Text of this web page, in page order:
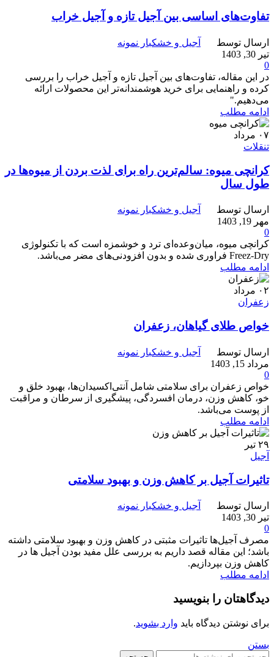
تفاوت‌های اساسی بین آجیل تازه و آجیل خراب
ارسال توسط
آجیل و خشکبار نمونه
تیر 30, 1403
0
در این مقاله، تفاوت‌های بین آجیل تازه و آجیل خراب را بررسی
کرده و راهنمایی برای خرید هوشمندانه‌تر این محصولات ارائه
می‌دهیم."
ادامه مطلب
۰۷ مرداد
تنقلات
کرانچی میوه: سالم‌ترین راه برای لذت بردن از میوه‌ها در
طول سال
ارسال توسط
آجیل و خشکبار نمونه
مهر 19, 1403
0
کرانچی میوه، میان‌وعده‌ای ترد و خوشمزه است که با تکنولوژی
Freez-Dry فراوری شده و بدون افزودنی‌های مضر می‌باشد.
ادامه مطلب
۰۲ مرداد
زعفران
خواص طلای گیاهان، زعفران
ارسال توسط
آجیل و خشکبار نمونه
مرداد 15, 1403
0
خواص زعفران برای سلامتی شامل آنتی‌اکسیدان‌ها، بهبود خلق و
خو، کاهش وزن، درمان افسردگی، پیشگیری از سرطان و مراقبت
از پوست می‌باشد.
ادامه مطلب
۲۹ تیر
آجیل
تاثیرات آجیل بر کاهش وزن و بهبود سلامتی
ارسال توسط
آجیل و خشکبار نمونه
تیر 30, 1403
0
مصرف آجیل‌ها تاثیرات مثبتی در کاهش وزن و بهبود سلامتی داشته
باشد؛ این مقاله قصد داریم به بررسی علل مفید بودن آجیل ها در
کاهش وزن بپردازیم.
ادامه مطلب
دیدگاهتان را بنویسید
برای نوشتن دیدگاه باید وارد بشوید.
بستن